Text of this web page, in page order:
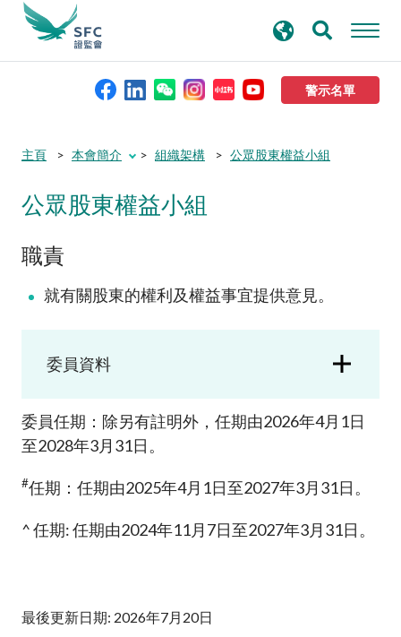
警示名單
本會簡介
監管職能
規則及標準
資料庫
新聞稿及公布
加入本會
尋
主頁 本會簡介 組織架構 公眾股東權益小組
公眾股東權益小組
職責
就有關股東的權利及權益事宜提供意見。
委員資料
委員任期：除另有註明外，任期由2026年4月1日
至2028年3月31日。
#任期：任期由2025年4月1日至2027年3月31日。
^ 任期: 任期由2024年11月7日至2027年3月31日。
最後更新日期: 2026年7月20日